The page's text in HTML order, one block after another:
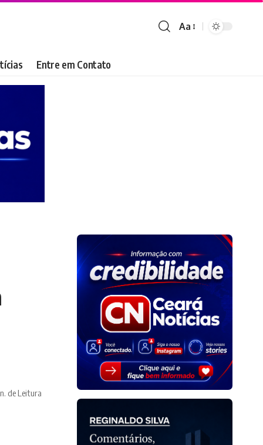
Font
Aa
Entre em Contato
de Leitura